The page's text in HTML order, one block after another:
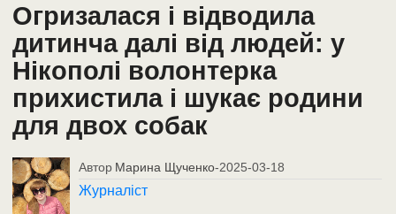
Огризалася і відводила
дитинча далі від людей: у
Нікополі волонтерка
прихистила і шукає родини
для двох собак
Автор Марина Щученко-2025-03-18
Журналіст